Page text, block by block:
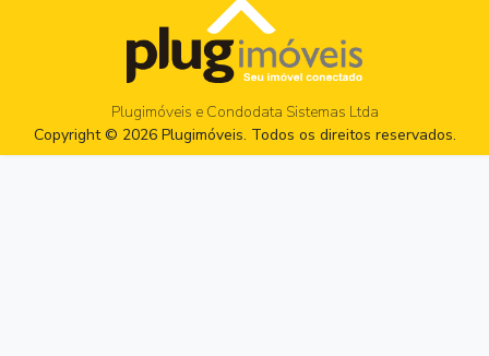
Plugimóveis e Condodata Sistemas Ltda
Copyright © 2026 Plugimóveis. Todos os direitos reservados.